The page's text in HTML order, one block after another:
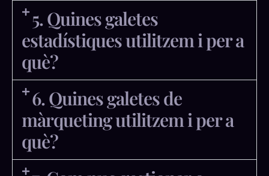
5. Quines galetes
estadístiques utilitzem i per a
què?
6. Quines galetes de
màrqueting utilitzem i per a
què?